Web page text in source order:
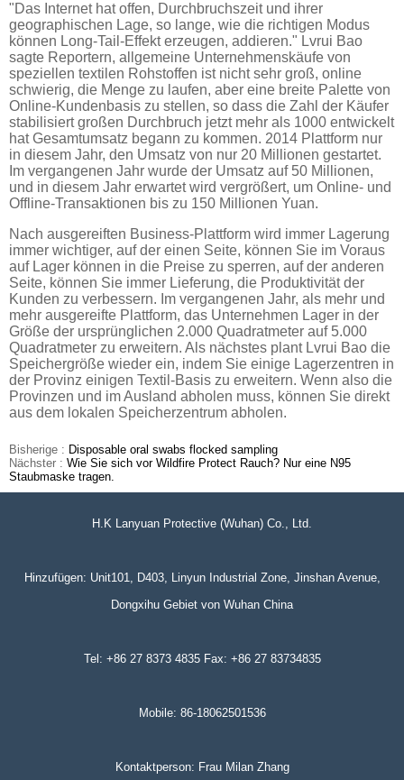
"Das Internet hat offen, Durchbruchszeit und ihrer
geographischen Lage, so lange, wie die richtigen Modus
können Long-Tail-Effekt erzeugen, addieren." Lvrui Bao
sagte Reportern, allgemeine Unternehmenskäufe von
speziellen textilen Rohstoffen ist nicht sehr groß, online
schwierig, die Menge zu laufen, aber eine breite Palette von
Online-Kundenbasis zu stellen, so dass die Zahl der Käufer
stabilisiert großen Durchbruch jetzt mehr als 1000 entwickelt
hat Gesamtumsatz begann zu kommen. 2014 Plattform nur
in diesem Jahr, den Umsatz von nur 20 Millionen gestartet.
Im vergangenen Jahr wurde der Umsatz auf 50 Millionen,
und in diesem Jahr erwartet wird vergrößert, um Online- und
Offline-Transaktionen bis zu 150 Millionen Yuan.
Nach ausgereiften Business-Plattform wird immer Lagerung
immer wichtiger, auf der einen Seite, können Sie im Voraus
auf Lager können in die Preise zu sperren, auf der anderen
Seite, können Sie immer Lieferung, die Produktivität der
Kunden zu verbessern. Im vergangenen Jahr, als mehr und
mehr ausgereifte Plattform, das Unternehmen Lager in der
Größe der ursprünglichen 2.000 Quadratmeter auf 5.000
Quadratmeter zu erweitern. Als nächstes plant Lvrui Bao die
Speichergröße wieder ein, indem Sie einige Lagerzentren in
der Provinz einigen Textil-Basis zu erweitern. Wenn also die
Provinzen und im Ausland abholen muss, können Sie direkt
aus dem lokalen Speicherzentrum abholen.
Bisherige : Disposable oral swabs flocked sampling
Nächster : Wie Sie sich vor Wildfire Protect Rauch? Nur eine N95
Staubmaske tragen.
H.K Lanyuan Protective (Wuhan) Co., Ltd.
Hinzufügen: Unit101, D403, Linyun Industrial Zone, Jinshan Avenue,
Dongxihu Gebiet von Wuhan China
Tel: +86 27 8373 4835 Fax: +86 27 83734835
Mobile: 86-18062501536
Kontaktperson: Frau Milan Zhang